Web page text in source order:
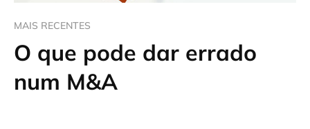
MAIS RECENTES
O que pode dar errado
num M&A